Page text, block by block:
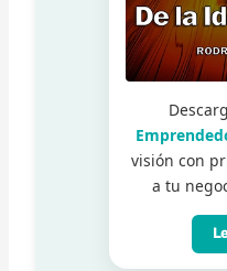
visión con
a tu